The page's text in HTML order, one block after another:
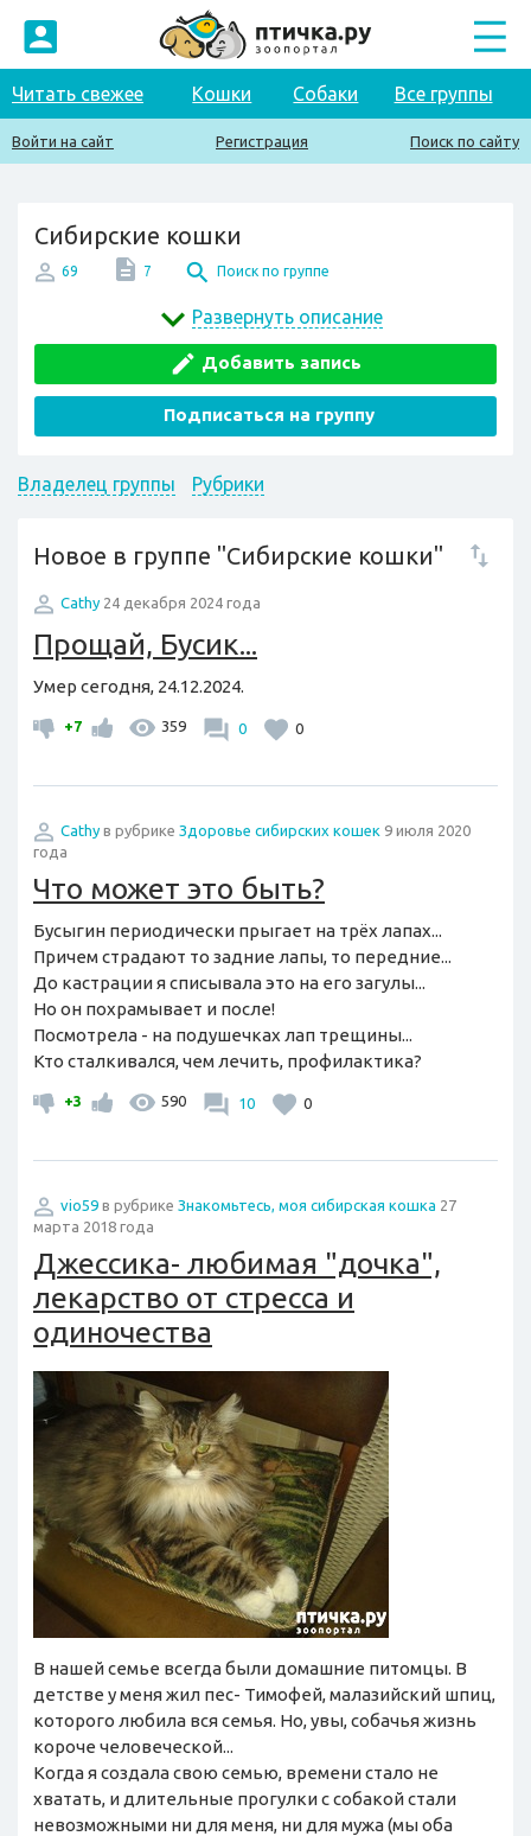
Читать свежее Кошки Собаки Все группы
Войти на сайт Регистрация Поиск по сайту
Сибирские кошки
69 7 Поиск по группе
Развернуть описание
Добавить запись
Подписаться на группу
Владелец группы Рубрики
Новое в группе "Сибирские кошки"
Cathy 24 декабря 2024 года
Прощай, Бусик...
Умер сегодня, 24.12.2024.
+7 359 0 0
Cathy в рубрике Здоровье сибирских кошек 9 июля 2020
года
Что может это быть?
Бусыгин периодически прыгает на трёх лапах...
Причем страдают то задние лапы, то передние...
До кастрации я списывала это на его загулы...
Но он похрамывает и после!
Посмотрела - на подушечках лап трещины...
Кто сталкивался, чем лечить, профилактика?
+3 590 10 0
vio59 в рубрике Знакомьтесь, моя сибирская кошка 27
марта 2018 года
Джессика- любимая "дочка",
лекарство от стресса и
одиночества
В нашей семье всегда были домашние питомцы. В
детстве у меня жил пес- Тимофей, малазийский шпиц,
которого любила вся семья. Но, увы, собачья жизнь
короче человеческой...
Когда я создала свою семью, времени стало не
хватать, и длительные прогулки с собакой стали
невозможными ни для меня, ни для мужа (мы оба